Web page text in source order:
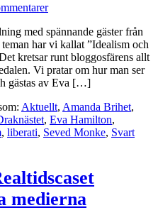
med spännande gäster från
har vi kallat ”Idealism och
kretsar runt bloggosfärens allt
Vi pratar om hur man ser
gästas av Eva […]
Aktuellt, Amanda Brihet,
, Eva Hamilton,
, liberati, Seved Monke, Svart
medierna